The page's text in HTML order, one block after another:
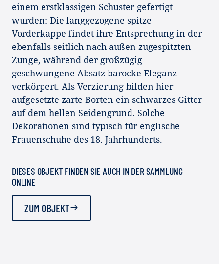
einem erstklassigen Schuster gefertigt
wurden: Die langgezogene spitze
Vorderkappe findet ihre Entsprechung in der
ebenfalls seitlich nach außen zugespitzten
Zunge, während der großzügig
geschwungene Absatz barocke Eleganz
verkörpert. Als Verzierung bilden hier
aufgesetzte zarte Borten ein schwarzes Gitter
auf dem hellen Seidengrund. Solche
Dekorationen sind typisch für englische
Frauenschuhe des 18. Jahrhunderts.
DIESES OBJEKT FINDEN SIE AUCH IN DER SAMMLUNG
ONLINE
ZUM OBJEKT